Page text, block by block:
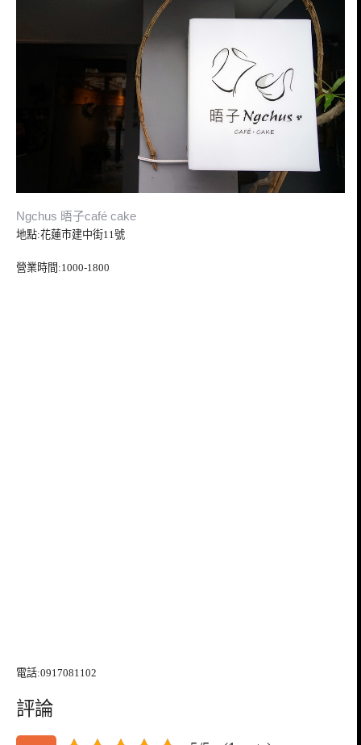
Ngchus 晤子café cake
地點:花蓮市建中街11號
營業時間:1000-1800
電話:0917081102
評論